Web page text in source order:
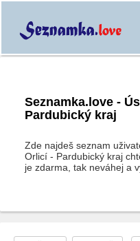
Seznamka.love -
Pardubický kraj
Zde najdeš seznam
Orlicí - Pardubický kraj
je zdarma, tak neváhej a